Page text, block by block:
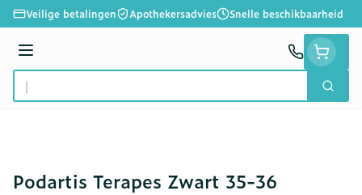
Ga naar de inhoud
Veilige betalingen Apothekersadvies Snelle beschikbaarheid
Menu
Product, merk, categorie...
Zoek
Podartis Terapes Zwart 35-36